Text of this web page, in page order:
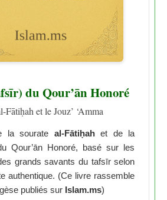
du Qour’ān Honoré
Fātiḥah et le Jouz’ ‘Amma
la sourate al-Fātiḥahet de la
Qour’ān Honoré, basé sur les
grands savants du tafsīr selon
authentique. (Ce livre rassemble
publiés sur Islam.ms)